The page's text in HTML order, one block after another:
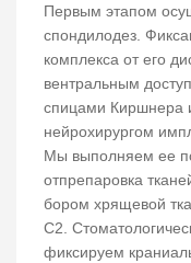
Первым этапом
спондилодез.
комплекса от его
вентральным
спицами
нейрохирургом
Мы выполняем ее
отпрепаровка
бором хрящевой
С2.
фиксируем